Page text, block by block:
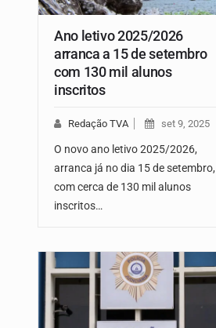
Ano letivo 2025/2026
arranca a 15 de setembro
com 130 mil alunos
inscritos
Redação TVA set 9, 2025
O novo ano letivo 2025/2026,
arranca já no dia 15 de setembro,
com cerca de 130 mil alunos
inscritos…